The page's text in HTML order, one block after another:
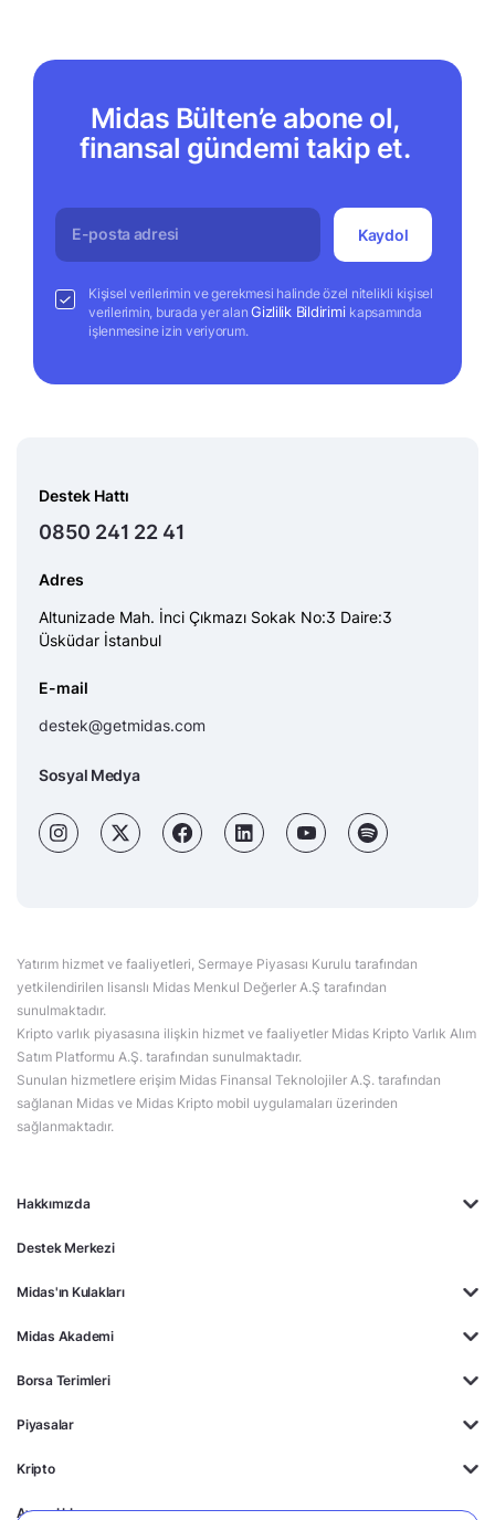
Midas Bülten’e abone ol,
finansal gündemi takip et.
Kaydol
Kişisel verilerimin ve gerekmesi halinde özel nitelikli kişisel
verilerimin, burada yer alanGizlilik Bildirimi kapsamında
işlenmesine izin veriyorum.
Hakkımızda
Destek Merkezi
Midas'ın Kulakları
Midas Akademi
Borsa Terimleri
Piyasalar
Kripto
Ayrıcalıklar
Destek Hattı
0850 241 22 41
Adres
Altunizade Mah. İnci Çıkmazı Sokak No:3 Daire:3
Üsküdar İstanbul
E-mail
destek@getmidas.com
Sosyal Medya
Yatırım hizmet ve faaliyetleri, Sermaye Piyasası Kurulu tarafından
yetkilendirilen lisanslı Midas Menkul Değerler A.Ş tarafından
sunulmaktadır.
Kripto varlık piyasasına ilişkin hizmet ve faaliyetler Midas Kripto Varlık Alım
Satım Platformu A.Ş. tarafından sunulmaktadır.
Sunulan hizmetlere erişim Midas Finansal Teknolojiler A.Ş. tarafından
sağlanan Midas ve Midas Kripto mobil uygulamaları üzerinden
sağlanmaktadır.